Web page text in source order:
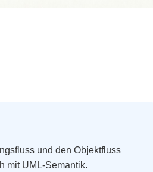
und den Objektfluss
mit UML-Semantik.